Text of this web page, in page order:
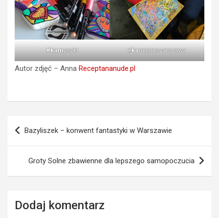
#kamyczki #kamieniewarszawa
Autor zdjęć – Anna Receptananude.pl
Nawigacja
wpisu
Bazyliszek – konwent fantastyki w Warszawie
Groty Solne zbawienne dla lepszego samopoczucia
Dodaj komentarz